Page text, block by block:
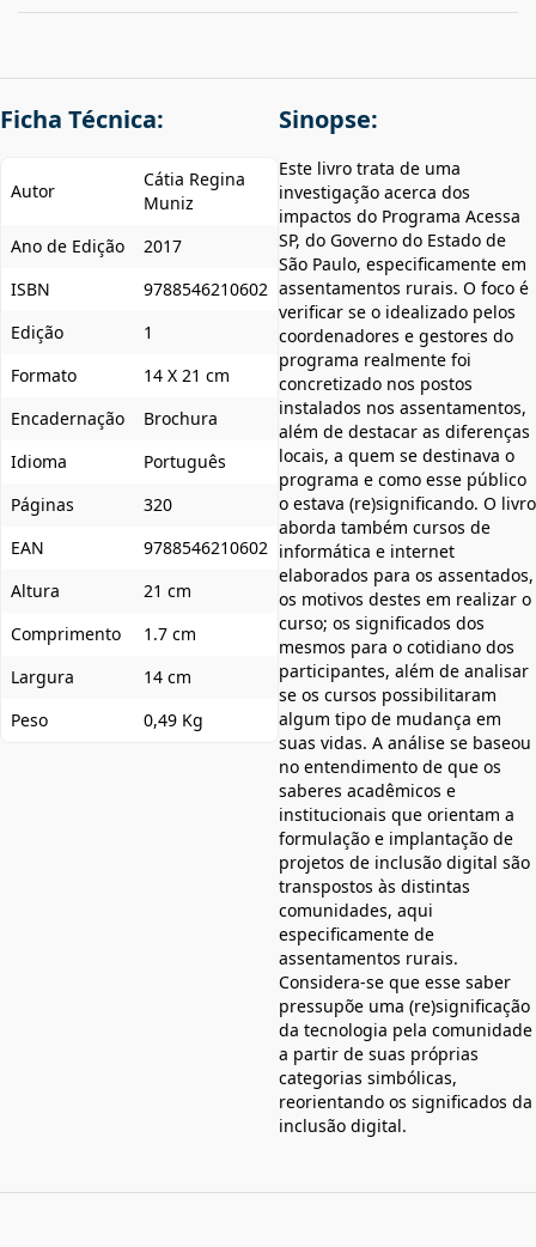
Ficha Técnica:
Autor
Cátia Regina
Muniz
Ano de Edição
2017
ISBN
9788546210602
Edição
1
Formato
14 X 21 cm
Encadernação
Brochura
Idioma
Português
Páginas
320
EAN
9788546210602
Altura
21 cm
Comprimento
1.7 cm
Largura
14 cm
Peso
0,49 Kg
Sinopse:
Este livro trata de uma
investigação acerca dos
impactos do Programa Acessa
SP, do Governo do Estado de
São Paulo, especificamente em
assentamentos rurais. O foco é
verificar se o idealizado pelos
coordenadores e gestores do
programa realmente foi
concretizado nos postos
instalados nos assentamentos,
além de destacar as diferenças
locais, a quem se destinava o
programa e como esse público
o estava (re)significando. O livro
aborda também cursos de
informática e internet
elaborados para os assentados,
os motivos destes em realizar o
curso; os significados dos
mesmos para o cotidiano dos
participantes, além de analisar
se os cursos possibilitaram
algum tipo de mudança em
suas vidas. A análise se baseou
no entendimento de que os
saberes acadêmicos e
institucionais que orientam a
formulação e implantação de
projetos de inclusão digital são
transpostos às distintas
comunidades, aqui
especificamente de
assentamentos rurais.
Considera-se que esse saber
pressupõe uma (re)significação
da tecnologia pela comunidade
a partir de suas próprias
categorias simbólicas,
reorientando os significados da
inclusão digital.